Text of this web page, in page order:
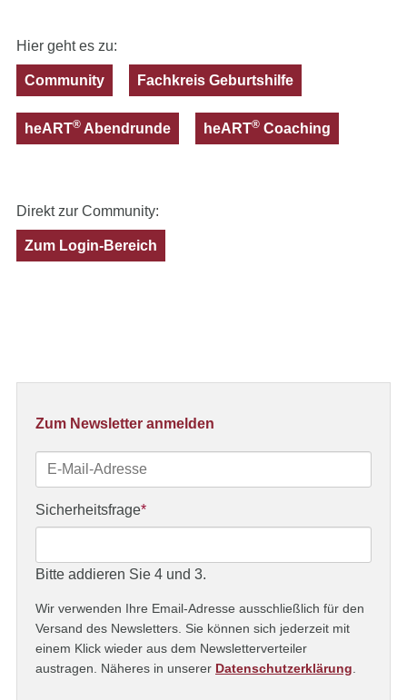
Hier geht es zu:
Community Fachkreis Geburtshilfe
heART® Abendrunde heART® Coaching
Direkt zur Community:
Zum Login-Bereich
Zum Newsletter anmelden
E-
Mail-
Adresse
Pflichtfeld
Sicherheitsfrage*
Bitte addieren Sie 4 und 3.
Wir verwenden Ihre Email-Adresse ausschließlich für den
Versand des Newsletters. Sie können sich jederzeit mit
einem Klick wieder aus dem Newsletterverteiler
austragen. Näheres in unserer Datenschutzerklärung